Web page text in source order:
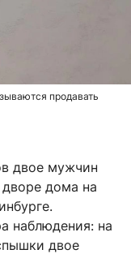
продавать
двое мужчин
дома на
наблюдения: на
двое